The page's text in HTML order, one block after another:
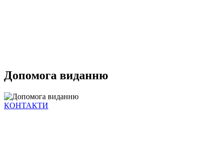
Допомога виданню
КОНТАКТИ